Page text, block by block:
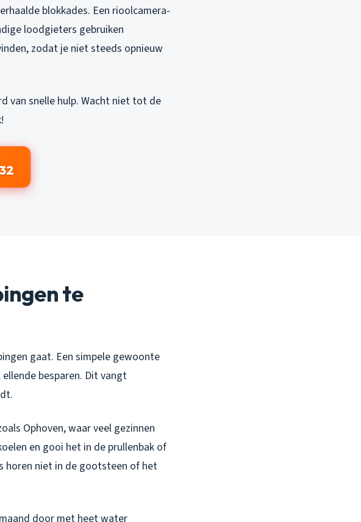
blokkades. Een rioolcamera-
loodgieters gebruiken
zodat je niet steeds opnieuw
van snelle hulp. Wacht niet tot de
te
gaat. Een simpele gewoonte
besparen. Dit vangt
Ophoven, waar veel gezinnen
en gooi het in de prullenbak of
horen niet in de gootsteen of het
door met heet water